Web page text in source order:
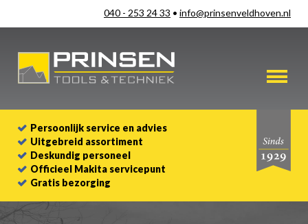
040 - 253 24 33 • info@prinsenveldhoven.nl
Persoonlijk service en advies
Uitgebreid assortiment
Deskundig personeel
Officieel Makita servicepunt
Gratis bezorging